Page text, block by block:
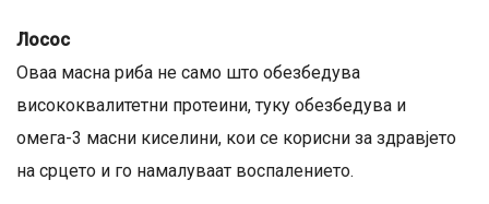
Лосос
Оваа масна риба не само што обезбедува
висококвалитетни протеини, туку обезбедува и
омега-3 масни киселини, кои се корисни за здравјето
на срцето и го намалуваат воспалението.